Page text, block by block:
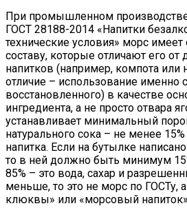
При промышленном
ГОСТ 28188-2014 «Напитки
технические условия» морс имеет
составу, которые отличают его от
напитков (например, компота или
отличие – использование именно
восстановленного) в качестве
ингредиента, а не просто отвара
устанавливает минимальный
натурального сока – не менее
напитка. Если на бутылке
то в ней должно быть минимум
85% – это вода, сахар и
меньше, то это не морс по ГОСТу,
клюквы» или «морсовый